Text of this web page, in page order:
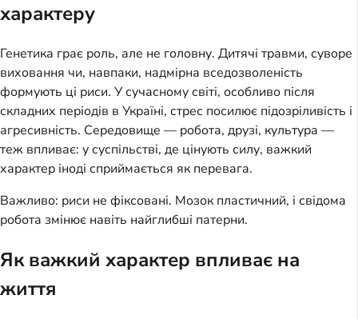
характеру
Генетика грає роль, але не головну. Дитячі травми, суворе
виховання чи, навпаки, надмірна вседозволеність
формують ці риси. У сучасному світі, особливо після
складних періодів в Україні, стрес посилює підозріливість і
агресивність. Середовище — робота, друзі, культура —
теж впливає: у суспільстві, де цінують силу, важкий
характер іноді сприймається як перевага.
Важливо: риси не фіксовані. Мозок пластичний, і свідома
робота змінює навіть найглибші патерни.
Як важкий характер впливає на
життя